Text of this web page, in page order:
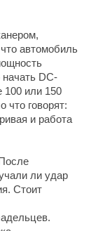
автомобиль
DC-
100 или 150
что говорят:
и работа
ли удар
Стоит